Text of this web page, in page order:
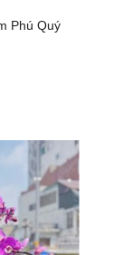
Phú Quý